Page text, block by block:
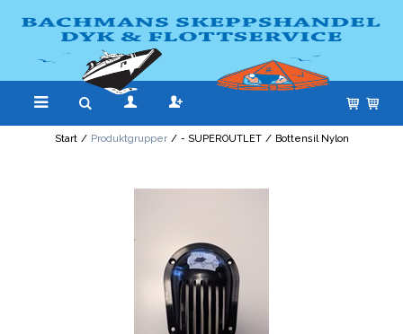
Start / Produktgrupper / - SUPEROUTLET / Bottensil Nylon